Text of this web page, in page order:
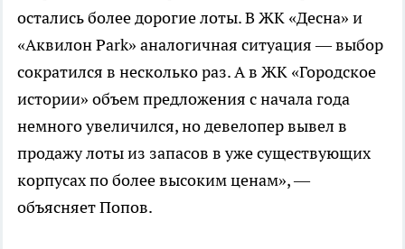
остались более дорогие лоты. В ЖК «Десна» и
«Аквилон Park» аналогичная ситуация — выбор
сократился в несколько раз. А в ЖК «Городское
истории» объем предложения с начала года
немного увеличился, но девелопер вывел в
продажу лоты из запасов в уже существующих
корпусах по более высоким ценам», —
объясняет Попов.